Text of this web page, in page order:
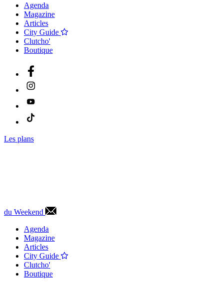
Agenda
Magazine
Articles
City Guide
Clutcho'
Boutique
Les plans
du Weekend
Agenda
Magazine
Articles
City Guide
Clutcho'
Boutique